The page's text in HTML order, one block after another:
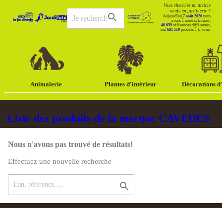
search
Vous cherchez un article
vendu en jardinerie ?
Aujourd'hui 7 août 2026 nous
avons à notre sélection :
40 659 références différentes,
soit 681 119 produits à la vente
Animalerie Plantes d'intérieur Décorations
Liste des produits de la marque CAVEDES
Nous n'avons pas trouvé de résultats!
Effectuez une nouvelle recherche
